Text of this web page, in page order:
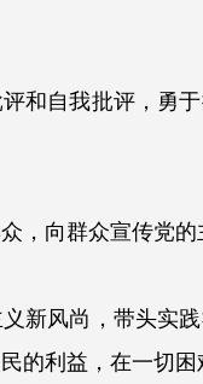
自我批评，勇于
向群众宣传党的
风尚，带头实践
的利益，在一切